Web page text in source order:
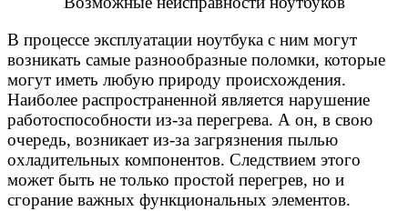
В процессе эксплуатации ноутбука с ним могут
возникать самые разнообразные поломки, которые
могут иметь любую природу происхождения.
Наиболее распространенной является нарушение
работоспособности из-за перегрева. А он, в свою
очередь, возникает из-за загрязнения пылью
охладительных компонентов. Следствием этого
может быть не только простой перегрев, но и
сгорание важных функциональных элементов.